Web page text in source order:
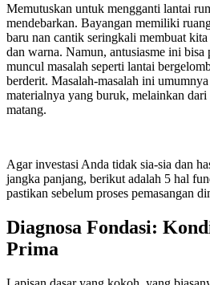
Memutuskan untuk mengganti lantai
mendebarkan. Bayangan memiliki
baru nan cantik seringkali membuat
dan warna. Namun, antusiasme ini
muncul masalah seperti lantai
berderit. Masalah-masalah ini
materialnya yang buruk, melainkan
matang.
Agar investasi Anda tidak sia-sia dan
jangka panjang, berikut adalah 5 hal
pastikan sebelum proses pemasangan
Diagnosa Fondasi:
Prima